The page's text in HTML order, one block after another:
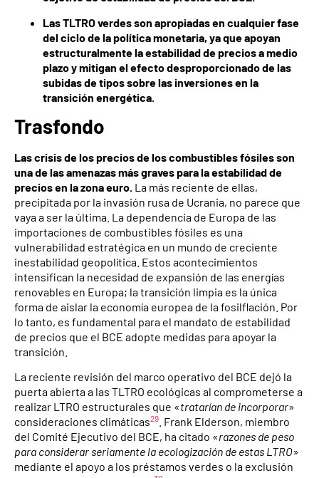
Las TLTRO verdes son apropiadas en cualquier fase
del ciclo de la política monetaria, ya que apoyan
estructuralmente la estabilidad de precios a medio
plazo y mitigan el efecto desproporcionado de las
subidas de tipos sobre las inversiones en la
transición energética.
Trasfondo
Las crisis de los precios de los combustibles fósiles son
una de las amenazas más graves para la estabilidad de
precios en la zona euro. La más reciente de ellas,
precipitada por la invasión rusa de Ucrania, no parece que
vaya a ser la última. La dependencia de Europa de las
importaciones de combustibles fósiles es una
vulnerabilidad estratégica en un mundo de creciente
inestabilidad geopolítica. Estos acontecimientos
intensifican la necesidad de expansión de las energías
renovables en Europa; la transición limpia es la única
forma de aislar la economía europea de la fosilflación. Por
lo tanto, es fundamental para el mandato de estabilidad
de precios que el BCE adopte medidas para apoyar la
transición.
La reciente revisión del marco operativo del BCE dejó la
puerta abierta a las TLTRO ecológicas al comprometerse a
realizar LTRO estructurales que «tratarían de incorporar»
consideraciones climáticas29 . Frank Elderson, miembro
del Comité Ejecutivo del BCE, ha citado «razones de peso
para considerar seriamente la ecologización de estas LTRO»
mediante el apoyo a los préstamos verdes o la exclusión